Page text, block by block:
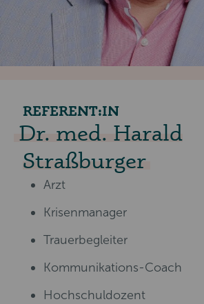
REFERENT:IN
Dr. med. Harald
Straßburger
Arzt
Krisenmanager
Trauerbegleiter
Kommunikations-Coach
Hochschuldozent